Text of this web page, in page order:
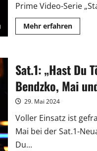
Prime Video-Serie
Mehr erfahrenMehr
„Star
Kitchen
mit
Tim
Raue“
1.
Juni
Sat.1: „Hast Du
Bendzko, Mai
29. Mai 2024
Voller Einsatz ist
Mai bei der Sat.1-
Du...